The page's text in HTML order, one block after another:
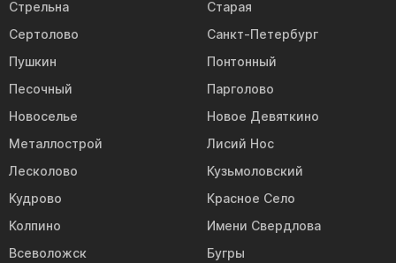
Стрельна
Старая
Сертолово
Санкт-Петербург
Пушкин
Понтонный
Песочный
Парголово
Новоселье
Новое Девяткино
Металлострой
Лисий Нос
Лесколово
Кузьмоловский
Кудрово
Красное Село
Колпино
Имени Свердлова
Всеволожск
Бугры